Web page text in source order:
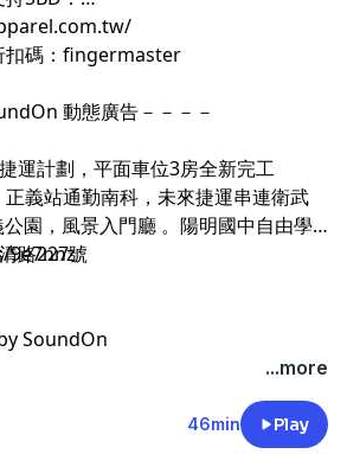
扣碼：fingermaster
動態廣告－－－－
運計劃，平面車位3房全新完工
義站通勤南科，未來捷運串連衛武
園，風景入門廳 。陽明國中自由學
洽澄清路227號
9e7nnz
SoundOn
...more
46min Play